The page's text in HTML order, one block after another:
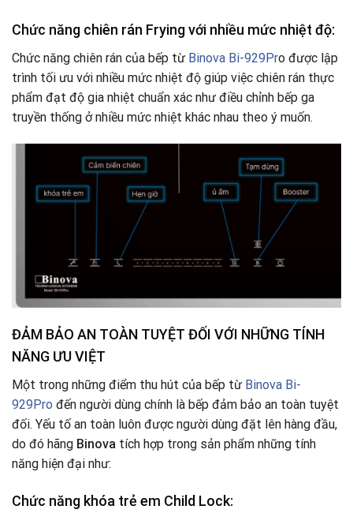
Chức năng chiên rán Frying với nhiều mức nhiệt độ:
Chức năng chiên rán của bếp từ Binova Bi-929Pro được lập
trình tối ưu với nhiều mức nhiệt độ giúp việc chiên rán thực
phẩm đạt độ gia nhiệt chuẩn xác như điều chỉnh bếp ga
truyền thống ở nhiều mức nhiệt khác nhau theo ý muốn.
ĐẢM BẢO AN TOÀN TUYỆT ĐỐI VỚI NHỮNG TÍNH
NĂNG ƯU VIỆT
Một trong những điểm thu hút của bếp từ Binova Bi-
929Pro đến người dùng chính là bếp đảm bảo an toàn tuyệt
đối. Yếu tố an toàn luôn được người dùng đặt lên hàng đầu,
do đó hãng Binova tích hợp trong sản phẩm những tính
năng hiện đại như:
Chức năng khóa trẻ em Child Lock: